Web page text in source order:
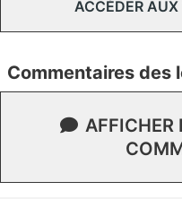
ACCÉDER
Commentaires des
AFFICHER